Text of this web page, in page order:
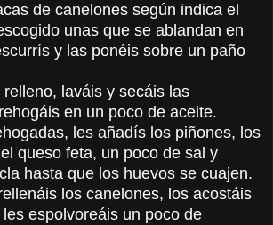
de canelones según indica el
unas que se ablandan en
y las ponéis sobre un paño
laváis y secáis las
en un poco de aceite.
les añadís los piñones, los
queso feta, un poco de sal y
hasta que los huevos se cuajen.
los canelones, los acostáis
espolvoreáis un poco de